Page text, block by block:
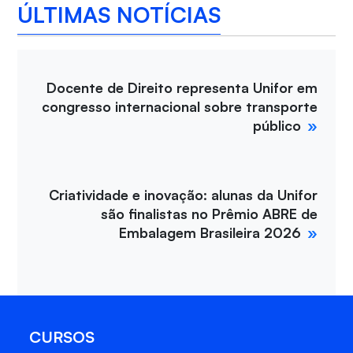
ÚLTIMAS NOTÍCIAS
Docente de Direito representa Unifor em
congresso internacional sobre transporte
público
Criatividade e inovação: alunas da Unifor
são finalistas no Prêmio ABRE de
Embalagem Brasileira 2026
CURSOS